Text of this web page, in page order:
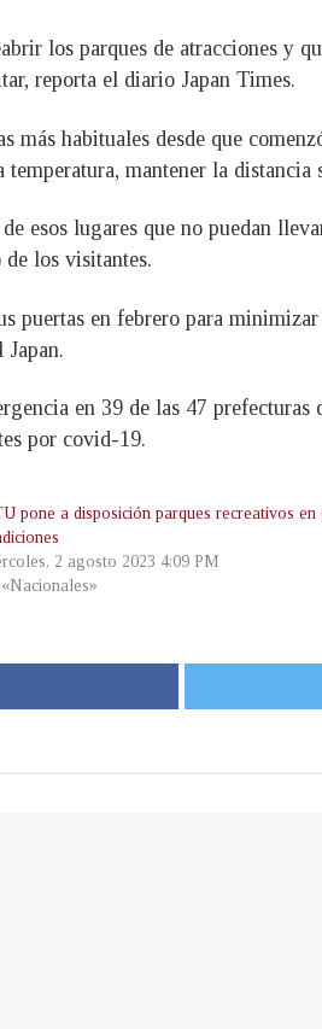
los parques de atracciones y
reporta el diario Japan Times.
más habituales desde que
temperatura, mantener la
esos lugares que no puedan
de los visitantes.
puertas en febrero para
en 39 de las 47 prefecturas
por covid-19.
pone a disposición parques recreativos en
2 agosto 2023 4:09 PM